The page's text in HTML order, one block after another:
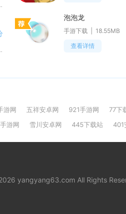
业与数字生活领域，覆盖海内外科技行业
友社交、日常福利多重实用模块，精准适
泡泡龙
手游下载
18.55MB
查看详情
游网 五祥安卓网 921手游网 77下
游网 雪川安卓网 445下载站 401
yangyang63.com All Rights